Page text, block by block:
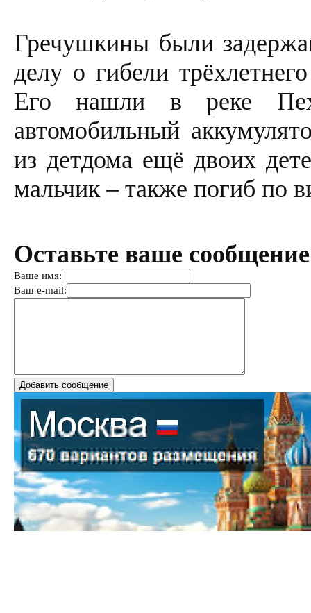
Гречушкины были
делу о гибели
Его нашли в реке
автомобильный
из детдома ещё двоих
мальчик – также погиб по
Оставьте ваше
Ваше имя:
Ваш e-mail: